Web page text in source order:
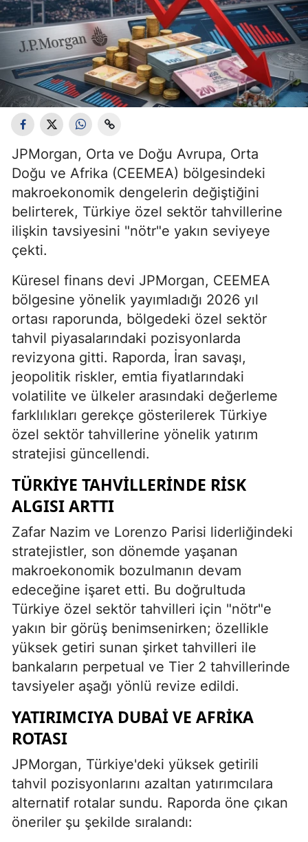
JPMorgan, Orta ve Doğu Avrupa, Orta
Doğu ve Afrika (CEEMEA) bölgesindeki
makroekonomik dengelerin değiştiğini
belirterek, Türkiye özel sektör tahvillerine
ilişkin tavsiyesini "nötr"e yakın seviyeye
çekti.
Küresel finans devi JPMorgan, CEEMEA
bölgesine yönelik yayımladığı 2026 yıl
ortası raporunda, bölgedeki özel sektör
tahvil piyasalarındaki pozisyonlarda
revizyona gitti. Raporda, İran savaşı,
jeopolitik riskler, emtia fiyatlarındaki
volatilite ve ülkeler arasındaki değerleme
farklılıkları gerekçe gösterilerek Türkiye
özel sektör tahvillerine yönelik yatırım
stratejisi güncellendi.
TÜRKIYE TAHVILLERINDE RISK
ALGISI ARTTI
Zafar Nazim ve Lorenzo Parisi liderliğindeki
stratejistler, son dönemde yaşanan
makroekonomik bozulmanın devam
edeceğine işaret etti. Bu doğrultuda
Türkiye özel sektör tahvilleri için "nötr"e
yakın bir görüş benimsenirken; özellikle
yüksek getiri sunan şirket tahvilleri ile
bankaların perpetual ve Tier 2 tahvillerinde
tavsiyeler aşağı yönlü revize edildi.
YATIRIMCIYA DUBAI VE AFRIKA
ROTASI
JPMorgan, Türkiye'deki yüksek getirili
tahvil pozisyonlarını azaltan yatırımcılara
alternatif rotalar sundu. Raporda öne çıkan
öneriler şu şekilde sıralandı: